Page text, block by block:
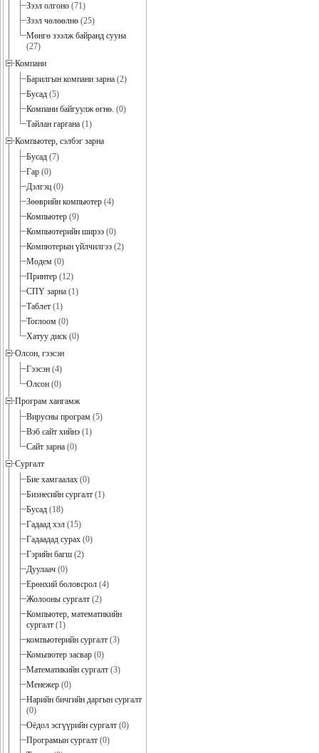
Зээл олгоно (71)
Зээл чөлөөлнө (25)
Мөнгө зээлж байранд сууна
(27)
Компани
Барилгын компани зарна (2)
Бусад (5)
Компани байгуулж өгнө. (0)
Тайлан гаргана (1)
Компьютер, сэлбэг зарна
Бусад (7)
Гар (0)
Дэлгэц (0)
Зөөврийн компьютер (4)
Компьютер (9)
Компьютерийн ширээ (0)
Компютерын үйлчилгээ (2)
Модем (0)
Принтер (12)
СПҮ зарна (1)
Таблет (1)
Тоглоом (0)
Хатуу диск (0)
Олсон, гээсэн
Гээсэн (4)
Олсон (0)
Програм хангамж
Вирусны програм (5)
Вэб сайт хийнэ (1)
Сайт зарна (0)
Сургалт
Бие хамгаалах (0)
Бизнесийн сургалт (1)
Бусад (18)
Гадаад хэл (15)
Гадаадад сурах (0)
Гэрийн багш (2)
Дуулаач (0)
Ерөнхий боловсрол (4)
Жолооны сургалт (2)
Компьютер, математикийн
сургалт (1)
компьютерийн сургалт (3)
Комьпютер засвар (0)
Математикийн сургалт (3)
Менежер (0)
Нарийн бичгийн даргын сургалт
(0)
Оёдол эсгүүрийн сургалт (0)
Програмын сургалт (0)